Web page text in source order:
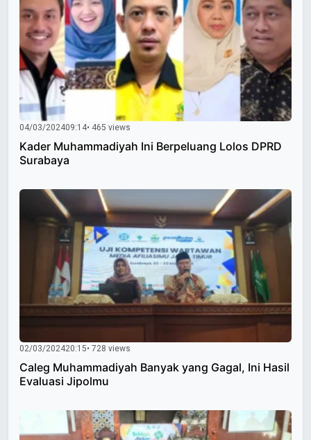
04/03/202409:14• 465 views
Kader Muhammadiyah Ini Berpeluang Lolos DPRD
Surabaya
02/03/202420:15• 728 views
Caleg Muhammadiyah Banyak yang Gagal, Ini Hasil
Evaluasi Jipolmu